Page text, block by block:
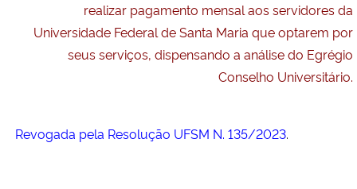
Ministério do Meio Ambiente
Ministério do Turismo
Controladoria-Geral da União
realizar pagamento mensal aos servidores da
Universidade Federal de Santa Maria que optarem por
seus serviços, dispensando a análise do Egrégio
Conselho Universitário.
Revogada pela Resolução UFSM N. 135/2023.